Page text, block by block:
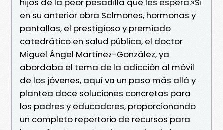
hijos de la peor pesadilla que les espera.»Si
en su anterior obra Salmones, hormonas y
pantallas, el prestigioso y premiado
catedrático en salud pública, el doctor
Miguel Ángel Martínez-González, ya
abordaba el tema de la adicción al móvil
de los jóvenes, aquí va un paso más allá y
plantea doce soluciones concretas para
los padres y educadores, proporcionando
un completo repertorio de recursos para